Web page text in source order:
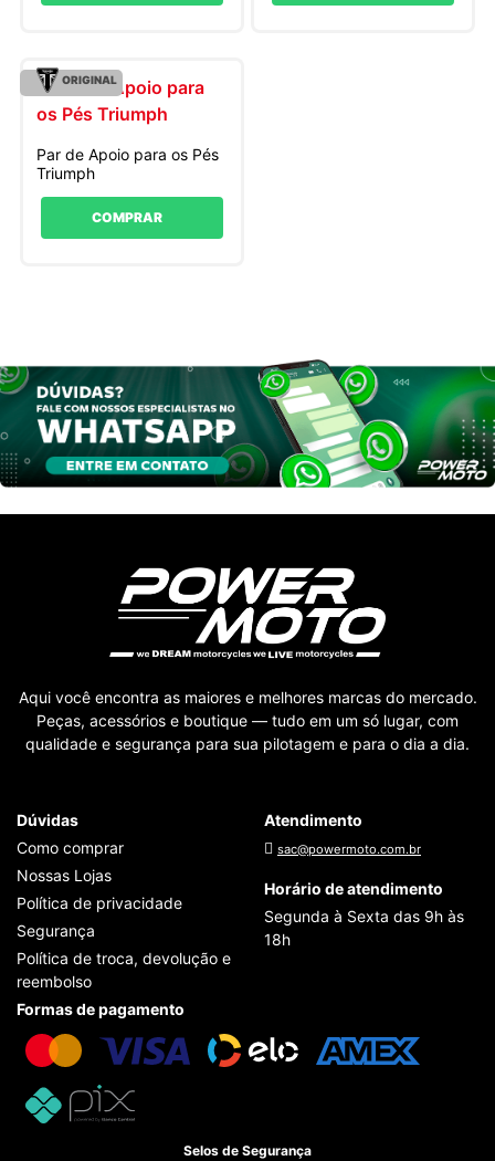
ORIGINAL
Par de Apoio para os Pés
Triumph
COMPRAR
Aqui você encontra as maiores e melhores marcas do mercado.
Peças, acessórios e boutique — tudo em um só lugar, com
qualidade e segurança para sua pilotagem e para o dia a dia.
Dúvidas
Como comprar
Nossas Lojas
Política de privacidade
Segurança
Política de troca, devolução e
reembolso
Atendimento
sac@powermoto.com.br
Horário de atendimento
Segunda à Sexta das 9h às
18h
Formas de pagamento
Selos de Segurança